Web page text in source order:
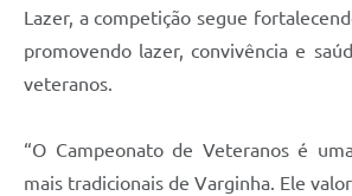
Lazer, a competição segue
promovendo lazer, convivência e
veteranos.
“O Campeonato de Veteranos é
mais tradicionais de Varginha. Ele